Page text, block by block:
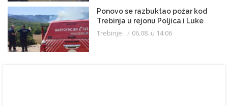
Ponovo se razbuktao požar kod
Trebinja u rejonu Poljica i Luke
Trebinje 06.08. u 14:06